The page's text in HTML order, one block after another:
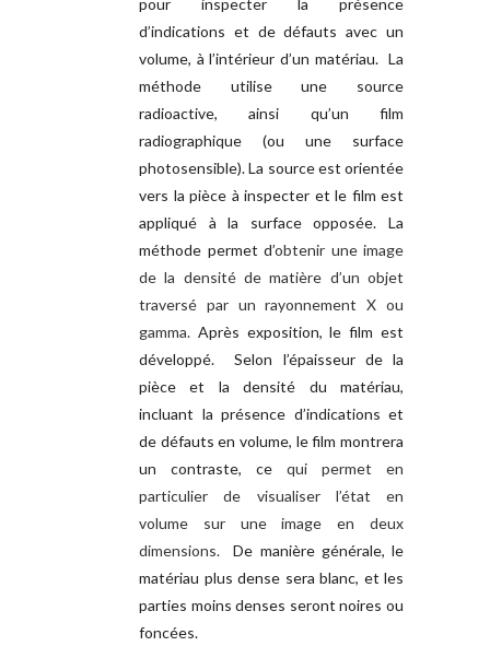
pour inspecter la présence
d’indications et de défauts avec un
volume, à l’intérieur d’un matériau. La
méthode utilise une source
radioactive, ainsi qu’un film
radiographique (ou une surface
photosensible). La source est orientée
vers la pièce à inspecter et le film est
appliqué à la surface opposée. La
méthode permet d’obtenir une image
de la densité de matière d’un objet
traversé par un rayonnement X ou
gamma. Après exposition, le film est
développé. Selon l’épaisseur de la
pièce et la densité du matériau,
incluant la présence d’indications et
de défauts en volume, le film montrera
un contraste, ce qui permet en
particulier de visualiser l’état en
volume sur une image en deux
dimensions.
De manière générale, le
matériau plus dense sera blanc, et les
parties moins denses seront noires ou
foncées.